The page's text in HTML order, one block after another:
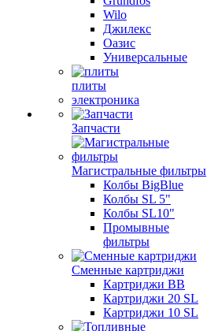
Wilo
Джилекс
Оазис
Универсальные
плиты
электроника
Запчасти
Магистральные фильтры
Колбы BigBlue
Колбы SL 5"
Колбы SL10"
Промывные
фильтры
Сменные картриджи
Картриджи BB
Картриджи 20 SL
Картриджи 10 SL